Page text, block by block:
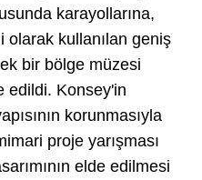
karayollarına,
olarak kullanılan geniş
bir bölge müzesi
edildi. Konsey'in
korunmasıyla
proje yarışması
elde edilmesi